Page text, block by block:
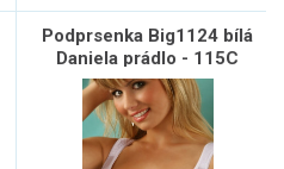
Podprsenka Big1124 bílá
Daniela prádlo - 115C